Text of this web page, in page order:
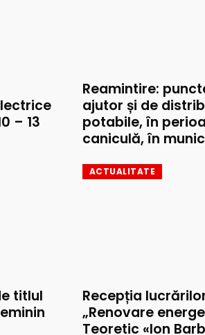
– 13
Reamintire:
ajutor și de
potabile, în
caniculă, în
titlul
ACTUALITATE
Recepția
„Renovare
Teoretic «Ion